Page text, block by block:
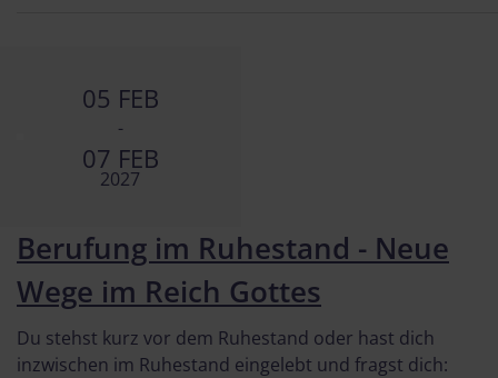
05 FEB
-
07 FEB
2027
Berufung im Ruhestand - Neue
Wege im Reich Gottes
Du stehst kurz vor dem Ruhestand oder hast dich
inzwischen im Ruhestand eingelebt und fragst dich: